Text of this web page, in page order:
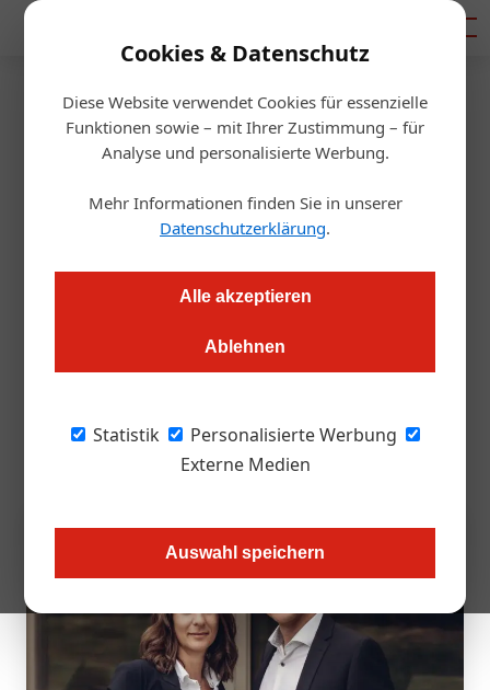
Cookies & Datenschutz
Diese Website verwendet Cookies für essenzielle
Funktionen sowie – mit Ihrer Zustimmung – für
Analyse und personalisierte Werbung.
Mehr Informationen finden Sie in unserer
Datenschutzerklärung.
Alle akzeptieren
Ablehnen
Statistik
Personalisierte Werbung
Externe Medien
Auswahl speichern
Startseite/Hotellerie
Familotel steigert Profitabilität
der Mitgliedsbetriebe deutlich
Die Hotelkooperation Familotel hat im Geschäftsjahr 2025
ihren Nettoumsatz auf 336,9 Millionen Euro gesteigert.
der verfügbaren Zimmerkapazitäten im Vorjahr